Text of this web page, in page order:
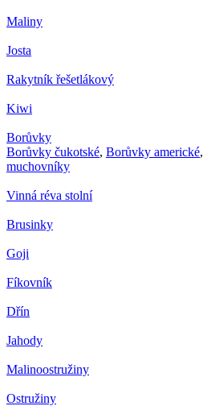
Maliny
Josta
Rakytník řešetlákový
Kiwi
Borůvky
Borůvky čukotské, Borůvky americké,
muchovníky
Vinná réva stolní
Brusinky
Goji
Fíkovník
Dřín
Jahody
Malinoostružiny
Ostružiny